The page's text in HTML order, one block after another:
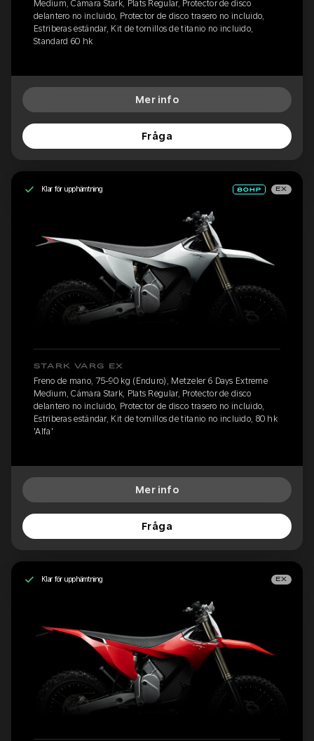
Medium, Cámara Stark, Plats Regular, Protector de disco
delantero no incluido, Protector de disco trasero no incluido,
Estriberas estándar, Kit de tornillos de titanio no incluido,
Standard 60 hk
Mer info
Fråga
Klar för upphämtning EX
STARK VARG EX
Freno de mano, 75-90 kg (Enduro), Metzeler 6 Days Extreme
Medium, Cámara Stark, Plats Regular, Protector de disco
delantero no incluido, Protector de disco trasero no incluido,
Estriberas estándar, Kit de tornillos de titanio no incluido, 80 hk
'Alfa'
Mer info
Fråga
Klar för upphämtning EX